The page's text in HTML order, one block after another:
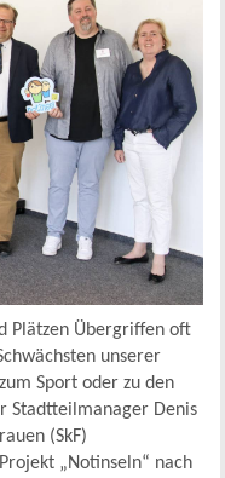
Plätzen Übergriffen oft
unserer
Sport oder zu den
Stadtteilmanager Denis
(SkF)
„Notinseln“ nach